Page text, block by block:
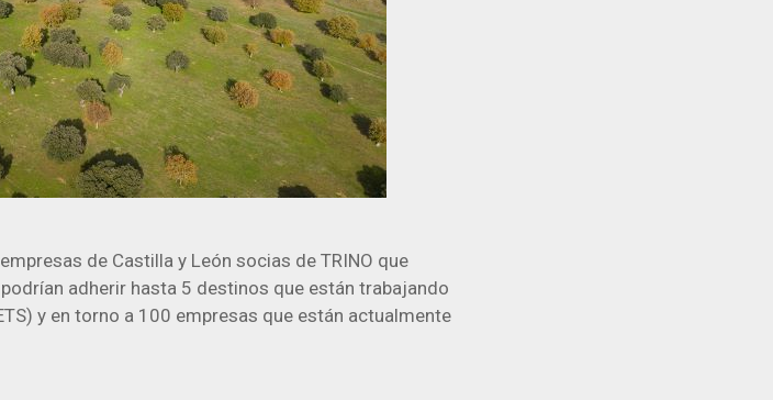
de Castilla y León socias de TRINO que
adherir hasta 5 destinos que están trabajando
y en torno a 100 empresas que están actualmente